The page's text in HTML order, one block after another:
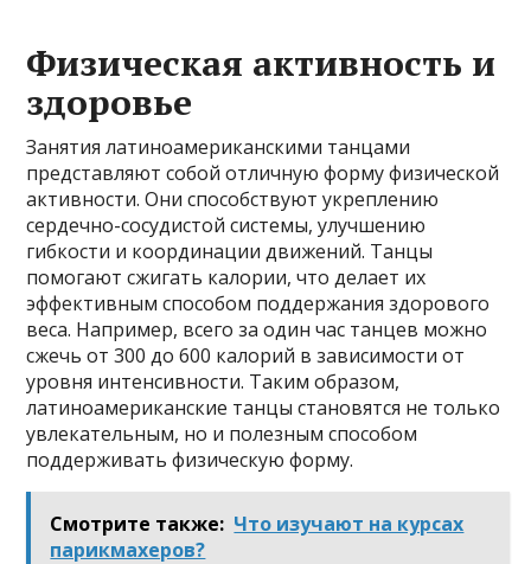
Физическая активность и
здоровье
Занятия латиноамериканскими танцами
представляют собой отличную форму физической
активности. Они способствуют укреплению
сердечно-сосудистой системы, улучшению
гибкости и координации движений. Танцы
помогают сжигать калории, что делает их
эффективным способом поддержания здорового
веса. Например, всего за один час танцев можно
сжечь от 300 до 600 калорий в зависимости от
уровня интенсивности. Таким образом,
латиноамериканские танцы становятся не только
увлекательным, но и полезным способом
поддерживать физическую форму.
Смотрите также: Что изучают на курсах
парикмахеров?